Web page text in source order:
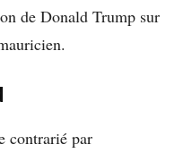
de Donald Trump sur
contrarié par